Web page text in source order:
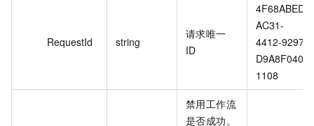
RequestId string
请求唯一
ID
4F68ABED-
AC31-
4412-9297-
D9A8F040
1108
禁用工作流
是否成功。